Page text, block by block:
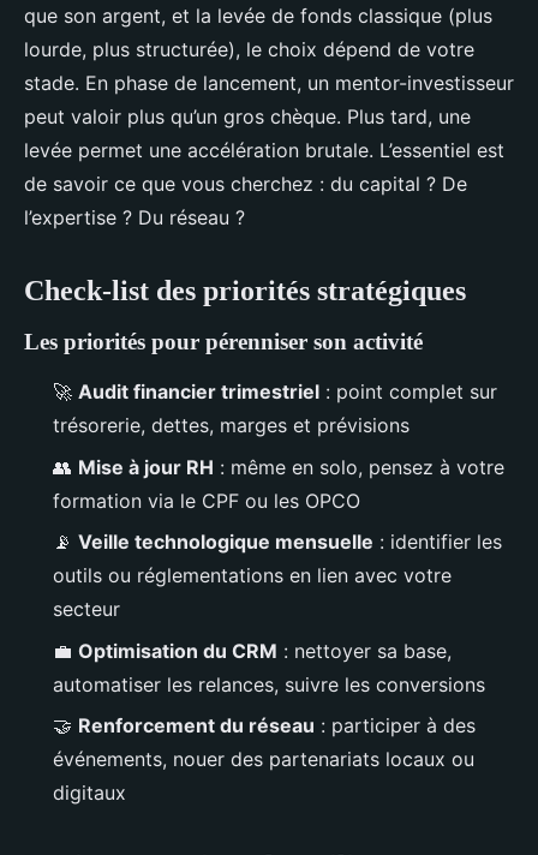
que son argent, et la levée de fonds classique (plus
lourde, plus structurée), le choix dépend de votre
stade. En phase de lancement, un mentor-investisseur
peut valoir plus qu’un gros chèque. Plus tard, une
levée permet une accélération brutale. L’essentiel est
de savoir ce que vous cherchez : du capital ? De
l’expertise ? Du réseau ?
Check-list des priorités stratégiques
Les priorités pour pérenniser son activité
🚀 Audit financier trimestriel : point complet sur
trésorerie, dettes, marges et prévisions
👥 Mise à jour RH : même en solo, pensez à votre
formation via le CPF ou les OPCO
📡 Veille technologique mensuelle : identifier les
outils ou réglementations en lien avec votre
secteur
💼 Optimisation du CRM : nettoyer sa base,
automatiser les relances, suivre les conversions
🤝 Renforcement du réseau : participer à des
événements, nouer des partenariats locaux ou
digitaux